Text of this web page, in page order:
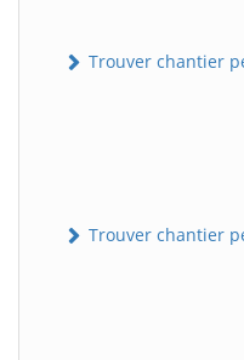
Trouver chantier
Trouver chantier